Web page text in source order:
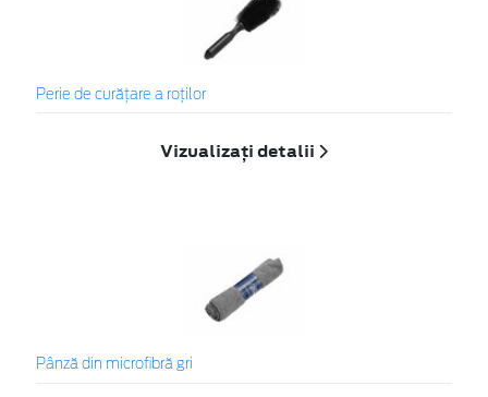
Perie de curățare a roților
Vizualizați detalii
Pânză din microfibră gri